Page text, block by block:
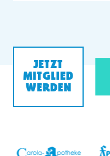
JETZT
MITGLIED
WERDEN